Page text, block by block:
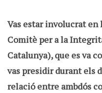
Vas estar involucrat en
Comitè per a la
Catalunya), que es va
vas presidir durant els
relació entre ambdós